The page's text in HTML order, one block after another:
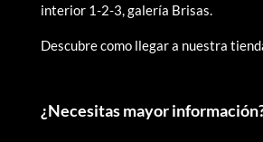
interior 1-2-3, galería Brisas.
Descubre como llegar a nuestra
¿Necesitas mayor